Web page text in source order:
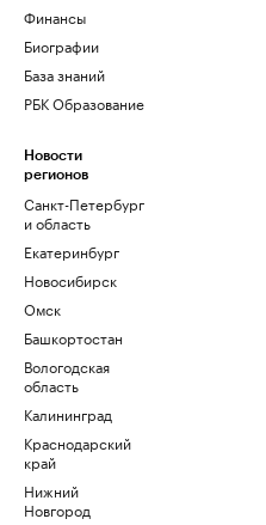
Финансы
Биографии
База знаний
РБК Образование
Новости
регионов
Санкт-Петербург
и область
Екатеринбург
Новосибирск
Омск
Башкортостан
Вологодская
область
Калининград
Краснодарский
край
Нижний
Новгород